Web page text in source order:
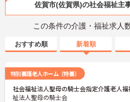
佐賀市(佐賀県)の社会福祉主
この条件の介護・福祉求人
おすすめ順 新着順
特別養護老人ホーム（特養）
社会福祉法人聖母の騎士会指定介護老人
祉法人聖母の騎士会